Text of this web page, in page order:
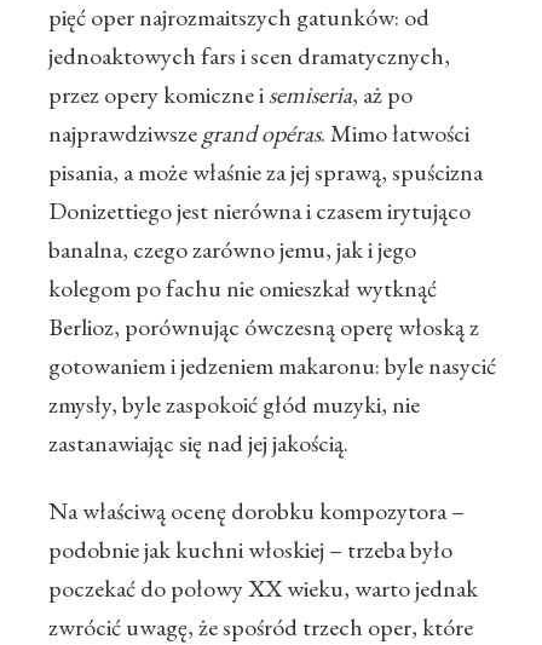
pięć oper najrozmaitszych gatunków: od
jednoaktowych fars i scen dramatycznych,
przez opery komiczne isemiseria, aż po
najprawdziwszegrand opéras. Mimo łatwości
pisania, a może właśnie za jej sprawą, spuścizna
Donizettiego jest nierówna i czasem irytująco
banalna, czego zarówno jemu, jak i jego
kolegom po fachu nie omieszkał wytknąć
Berlioz, porównując ówczesną operę włoską z
gotowaniem i jedzeniem makaronu: byle nasycić
zmysły, byle zaspokoić głód muzyki, nie
zastanawiając się nad jej jakością.
Na właściwą ocenę dorobku kompozytora –
podobnie jak kuchni włoskiej – trzeba było
poczekać do połowy XX wieku, warto jednak
zwrócić uwagę, że spośród trzech oper, które